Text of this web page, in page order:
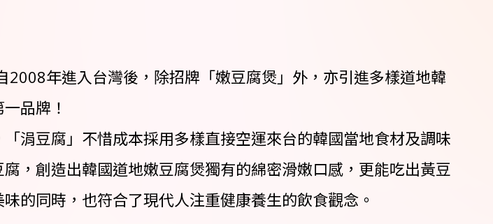
年進入台灣後，除招牌「嫩豆腐煲」外，亦引進多樣道地韓
品牌！
涓豆腐」不惜成本採用多樣直接空運來台的韓國當地食材及調味
，創造出韓國道地嫩豆腐煲獨有的綿密滑嫩口感，更能吃出黃豆
的同時，也符合了現代人注重健康養生的飲食觀念。